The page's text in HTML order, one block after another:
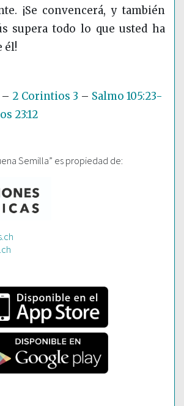
¡Se convencerá, y también
supera todo lo que usted ha
él!
– 2 Corintios 3 – Salmo 105:23-
23:12
Semilla” es propiedad de: